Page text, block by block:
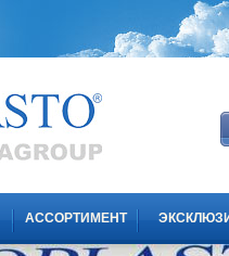
АССОРТИМЕНТ